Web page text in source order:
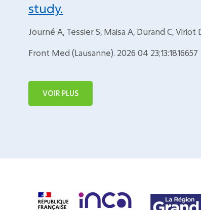
study.
Journé A, Tessier S, Maisa A, Durand C,
Front Med (Lausanne). 2026 04 23;13:1816657
VOIR PLUS